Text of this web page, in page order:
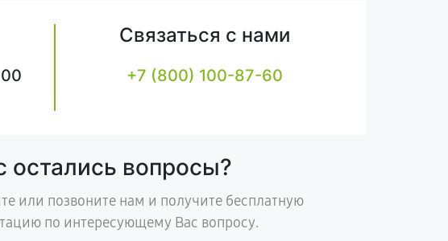
Связаться с нами
+7 (800) 100-87-60
остались вопросы?
или позвоните нам и получите бесплатную
по интересующему Вас вопросу.